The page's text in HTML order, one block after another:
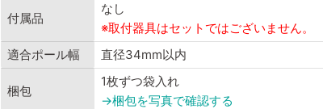
付属品
なし
※取付器具はセットではございません。
適合ポール幅
直径34mm以内
梱包
1枚ずつ袋入れ
→梱包を写真で確認する